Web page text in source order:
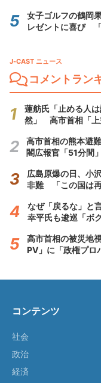
女子ゴルフの鶴岡
レゼントに喜び 「
J-CAST ニュース
コメントラン
蓮舫氏「止める人
然」 高市首相「上
高市首相の熊本避
閣広報官「51分間
広島原爆の日、小
非難 「この国は再
なぜ「戻るな」と
幸平氏も逡巡「ボ
高市首相の被災地
PV」に「政権プロ
コンテンツ
社会
政治
経済